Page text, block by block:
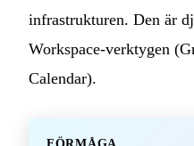
infrastrukturen. Den är
Workspace-verktygen
Calendar).